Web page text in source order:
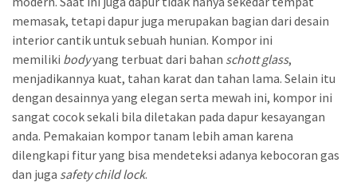
memasak, tetapi dapur juga merupakan bagian dari desain
interior cantik untuk sebuah hunian. Kompor ini
memiliki bodyyang terbuat dari bahan schott glass,
menjadikannya kuat, tahan karat dan tahan lama. Selain itu
dengan desainnya yang elegan serta mewah ini, kompor ini
sangat cocok sekali bila diletakan pada dapur kesayangan
anda. Pemakaian kompor tanam lebih aman karena
dilengkapi fitur yang bisa mendeteksi adanya kebocoran gas
dan juga safety child lock.